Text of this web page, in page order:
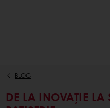
BLOG
DE LA INOVAȚIE LA